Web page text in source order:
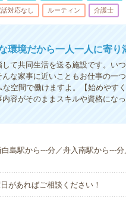
話対応なし ルーティン 介護士
境だから一人一人に寄り
て共同生活を送る施設です。い
な家事に近いこともお仕事の一
空間で働けますよ。【始めやすく
容がそのままスキルや資格にな
島駅から---分／舟入南駅から---
があればご相談ください！